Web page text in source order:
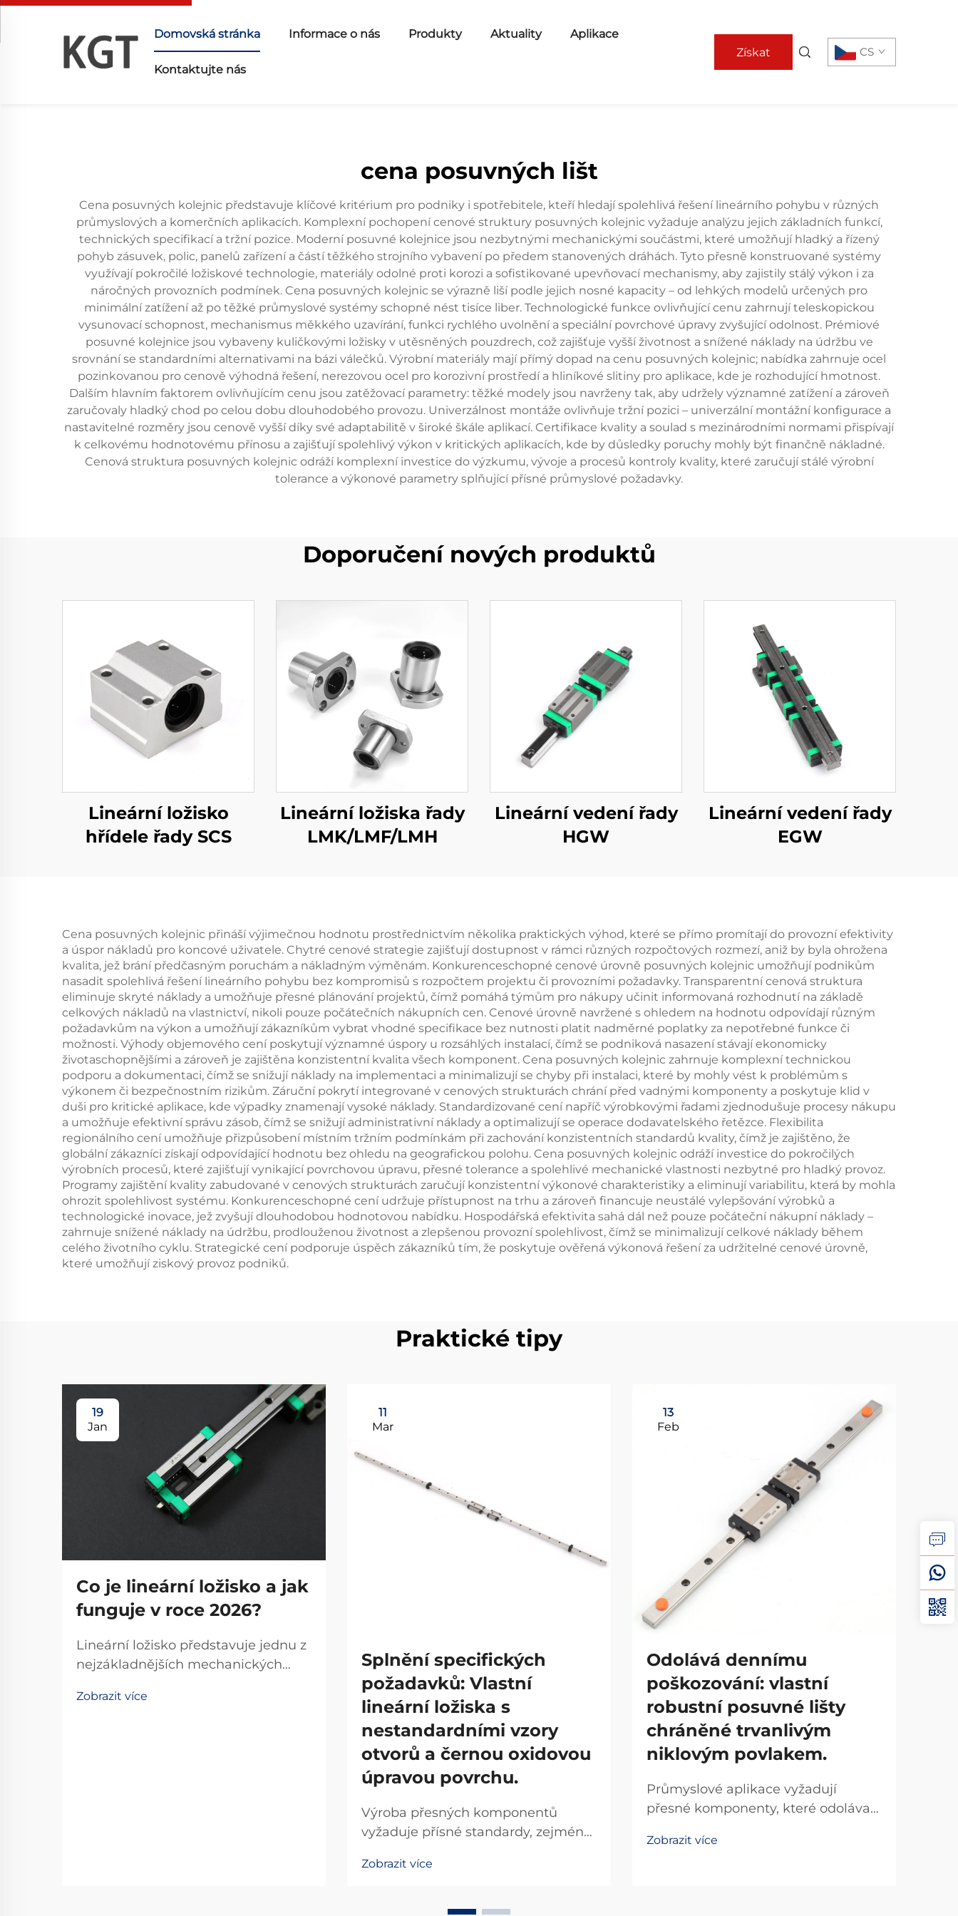
Domovská stránka Informace o nás Produkty Aktuality Aplikace
Kontaktujte nás
Získat CS
cena posuvných lišt
Cena posuvných kolejnic představuje klíčové kritérium pro podniky i spotřebitele, kteří hledají spolehlivá řešení lineárního pohybu v různých
průmyslových a komerčních aplikacích. Komplexní pochopení cenové struktury posuvných kolejnic vyžaduje analýzu jejich základních funkcí,
technických specifikací a tržní pozice. Moderní posuvné kolejnice jsou nezbytnými mechanickými součástmi, které umožňují hladký a řízený
pohyb zásuvek, polic, panelů zařízení a částí těžkého strojního vybavení po předem stanovených dráhách. Tyto přesně konstruované systémy
využívají pokročilé ložiskové technologie, materiály odolné proti korozi a sofistikované upevňovací mechanismy, aby zajistily stálý výkon i za
náročných provozních podmínek. Cena posuvných kolejnic se výrazně liší podle jejich nosné kapacity – od lehkých modelů určených pro
minimální zatížení až po těžké průmyslové systémy schopné nést tisíce liber. Technologické funkce ovlivňující cenu zahrnují teleskopickou
vysunovací schopnost, mechanismus měkkého uzavírání, funkci rychlého uvolnění a speciální povrchové úpravy zvyšující odolnost. Prémiové
posuvné kolejnice jsou vybaveny kuličkovými ložisky v utěsněných pouzdrech, což zajišťuje vyšší životnost a snížené náklady na údržbu ve
srovnání se standardními alternativami na bázi válečků. Výrobní materiály mají přímý dopad na cenu posuvných kolejnic; nabídka zahrnuje ocel
pozinkovanou pro cenově výhodná řešení, nerezovou ocel pro korozivní prostředí a hliníkové slitiny pro aplikace, kde je rozhodující hmotnost.
Dalším hlavním faktorem ovlivňujícím cenu jsou zatěžovací parametry: těžké modely jsou navrženy tak, aby udržely významné zatížení a zároveň
zaručovaly hladký chod po celou dobu dlouhodobého provozu. Univerzálnost montáže ovlivňuje tržní pozici – univerzální montážní konfigurace a
nastavitelné rozměry jsou cenově vyšší díky své adaptabilitě v široké škále aplikací. Certifikace kvality a soulad s mezinárodními normami přispívají
k celkovému hodnotovému přínosu a zajišťují spolehlivý výkon v kritických aplikacích, kde by důsledky poruchy mohly být finančně nákladné.
Cenová struktura posuvných kolejnic odráží komplexní investice do výzkumu, vývoje a procesů kontroly kvality, které zaručují stálé výrobní
tolerance a výkonové parametry splňující přísné průmyslové požadavky.
Doporučení nových produktů
Lineární ložisko
hřídele řady SCS
Lineární ložiska řady
LMK/LMF/LMH
Lineární vedení řady
HGW
Lineární vedení řady
EGW
Cena posuvných kolejnic přináší výjimečnou hodnotu prostřednictvím několika praktických výhod, které se přímo promítají do provozní efektivity
a úspor nákladů pro koncové uživatele. Chytré cenové strategie zajišťují dostupnost v rámci různých rozpočtových rozmezí, aniž by byla ohrožena
kvalita, jež brání předčasným poruchám a nákladným výměnám. Konkurenceschopné cenové úrovně posuvných kolejnic umožňují podnikům
nasadit spolehlivá řešení lineárního pohybu bez kompromisů s rozpočtem projektu či provozními požadavky. Transparentní cenová struktura
eliminuje skryté náklady a umožňuje přesné plánování projektů, čímž pomáhá týmům pro nákupy učinit informovaná rozhodnutí na základě
celkových nákladů na vlastnictví, nikoli pouze počátečních nákupních cen. Cenové úrovně navržené s ohledem na hodnotu odpovídají různým
požadavkům na výkon a umožňují zákazníkům vybrat vhodné specifikace bez nutnosti platit nadměrné poplatky za nepotřebné funkce či
možnosti. Výhody objemového cení poskytují významné úspory u rozsáhlých instalací, čímž se podniková nasazení stávají ekonomicky
životaschopnějšími a zároveň je zajištěna konzistentní kvalita všech komponent. Cena posuvných kolejnic zahrnuje komplexní technickou
podporu a dokumentaci, čímž se snižují náklady na implementaci a minimalizují se chyby při instalaci, které by mohly vést k problémům s
výkonem či bezpečnostním rizikům. Záruční pokrytí integrované v cenových strukturách chrání před vadnými komponenty a poskytuje klid v
duši pro kritické aplikace, kde výpadky znamenají vysoké náklady. Standardizované cení napříč výrobkovými řadami zjednodušuje procesy nákupu
a umožňuje efektivní správu zásob, čímž se snižují administrativní náklady a optimalizují se operace dodavatelského řetězce. Flexibilita
regionálního cení umožňuje přizpůsobení místním tržním podmínkám při zachování konzistentních standardů kvality, čímž je zajištěno, že
globální zákazníci získají odpovídající hodnotu bez ohledu na geografickou polohu. Cena posuvných kolejnic odráží investice do pokročilých
výrobních procesů, které zajišťují vynikající povrchovou úpravu, přesné tolerance a spolehlivé mechanické vlastnosti nezbytné pro hladký provoz.
Programy zajištění kvality zabudované v cenových strukturách zaručují konzistentní výkonové charakteristiky a eliminují variabilitu, která by mohla
ohrozit spolehlivost systému. Konkurenceschopné cení udržuje přístupnost na trhu a zároveň financuje neustálé vylepšování výrobků a
technologické inovace, jež zvyšují dlouhodobou hodnotovou nabídku. Hospodářská efektivita sahá dál než pouze počáteční nákupní náklady –
zahrnuje snížené náklady na údržbu, prodlouženou životnost a zlepšenou provozní spolehlivost, čímž se minimalizují celkové náklady během
celého životního cyklu. Strategické cení podporuje úspěch zákazníků tím, že poskytuje ověřená výkonová řešení za udržitelné cenové úrovně,
které umožňují ziskový provoz podniků.
Praktické tipy
19
Jan
Co je lineární ložisko a jak
funguje v roce 2026?
Lineární ložisko představuje jednu z
nejzákladnějších mechanických
automatizaci a přesné technice. Tyto
Zobrazit více
11
Mar
Splnění specifických
požadavků: Vlastní
lineární ložiska s
nestandardními vzory
otvorů a černou oxidovou
úpravou povrchu.
Výroba přesných komponentů
vyžaduje přísné standardy, zejména
nesplňují konkrétní požadavky
lineární ložiska se stala klíčovými
Zobrazit více
13
Feb
Odolává dennímu
poškozování: vlastní
robustní posuvné lišty
chráněné trvanlivým
niklovým povlakem.
Průmyslové aplikace vyžadují
přesné komponenty, které odolávají
udržují stálý výkon po dlouhou
Zobrazit více